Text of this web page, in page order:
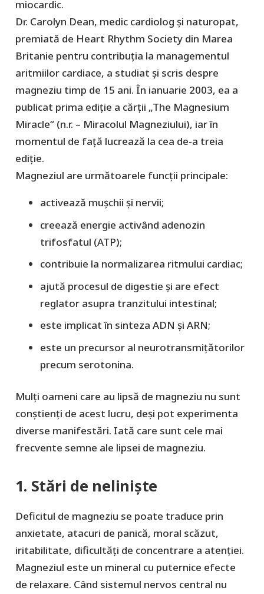
miocardic.
Dr. Carolyn Dean, medic cardiolog și naturopat,
premiată de Heart Rhythm Society din Marea
Britanie pentru contribuția la managementul
aritmiilor cardiace, a studiat și scris despre
magneziu timp de 15 ani. În ianuarie 2003, ea a
publicat prima ediție a cărții „The Magnesium
Miracle“ (n.r. – Miracolul Magneziului), iar în
momentul de față lucrează la cea de-a treia
ediție.
Magneziul are următoarele funcții principale:
activează mușchii și nervii;
creează energie activând adenozin
trifosfatul (ATP);
contribuie la normalizarea ritmului cardiac;
ajută procesul de digestie și are efect
reglator asupra tranzitului intestinal;
este implicat în sinteza ADN și ARN;
este un precursor al neurotransmițătorilor
precum serotonina.
Mulți oameni care au lipsă de magneziu nu sunt
conștienți de acest lucru, deși pot experimenta
diverse manifestări. Iată care sunt cele mai
frecvente semne ale lipsei de magneziu.
1. Stări de neliniște
Deficitul de magneziu se poate traduce prin
anxietate, atacuri de panică, moral scăzut,
iritabilitate, dificultăți de concentrare a atenției.
Magneziul este un mineral cu puternice efecte
de relaxare. Când sistemul nervos central nu